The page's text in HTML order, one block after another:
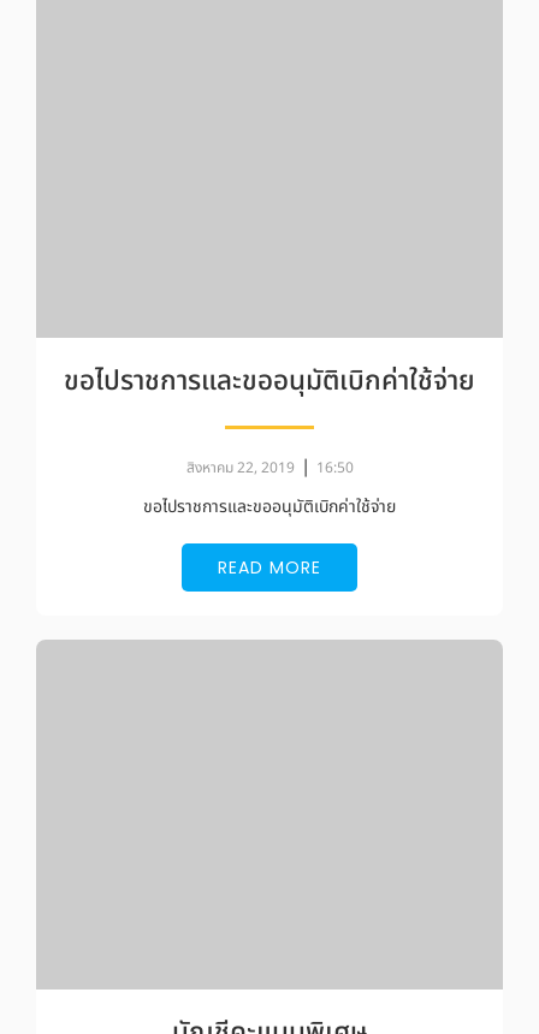
ขอไปราชการและขออนุมัติเบิกค่าใช้จ่าย
สิงหาคม 22, 2019 | 16:50
ขอไปราชการและขออนุมัติเบิกค่าใช้จ่าย
READ MORE